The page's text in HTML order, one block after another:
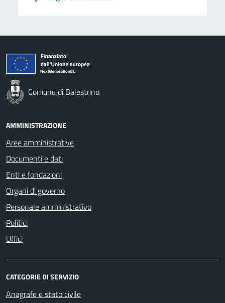
Comune di Balestrino
AMMINISTRAZIONE
Aree amministrative
Documenti e dati
Enti e fondazioni
Organi di governo
Personale amministrativo
Politici
Uffici
CATEGORIE DI SERVIZIO
Anagrafe e stato civile